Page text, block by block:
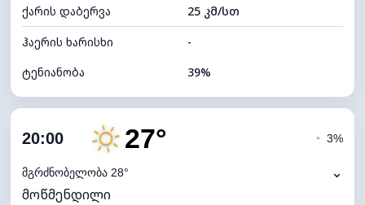
ღრუბლის სიმაღლე 10240 მ
ქარის დაბერვა
25 კმ/სთ
ჰაერის ხარისხი
-
ტენიანობა
39%
ღრუბლიანობა
ნამის წერტილი
ხილვადობა
20:00 27°
მგრძნობელობა 28°
◔ 3%
⌄
მოწმენდილი